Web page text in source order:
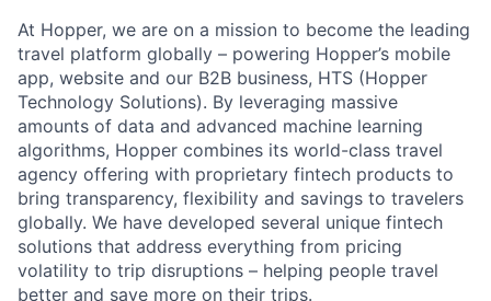
At Hopper, we are on a mission to become the leading
travel platform globally – powering Hopper’s mobile
app, website and our B2B business, HTS (Hopper
Technology Solutions). By leveraging massive
amounts of data and advanced machine learning
algorithms, Hopper combines its world-class travel
agency offering with proprietary fintech products to
bring transparency, flexibility and savings to travelers
globally. We have developed several unique fintech
solutions that address everything from pricing
volatility to trip disruptions – helping people travel
better and save more on their trips.